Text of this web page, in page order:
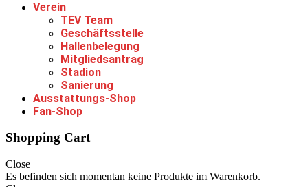
Verein
TEV Team
Geschäftsstelle
Hallenbelegung
Mitgliedsantrag
Stadion
Sanierung
Ausstattungs-Shop
Fan-Shop
Shopping Cart
Close
Es befinden sich momentan keine Produkte im Warenkorb.